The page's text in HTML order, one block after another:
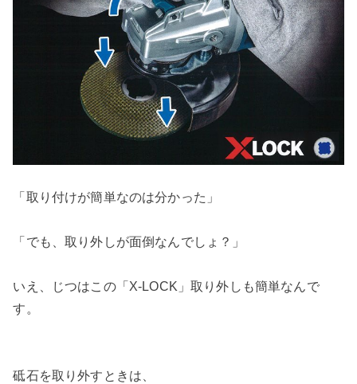
「取り付けが簡単なのは分かった」
「でも、取り外しが面倒なんでしょ？」
いえ、じつはこの「X-LOCK」取り外しも簡単なんで
す。
砥石を取り外すときは、